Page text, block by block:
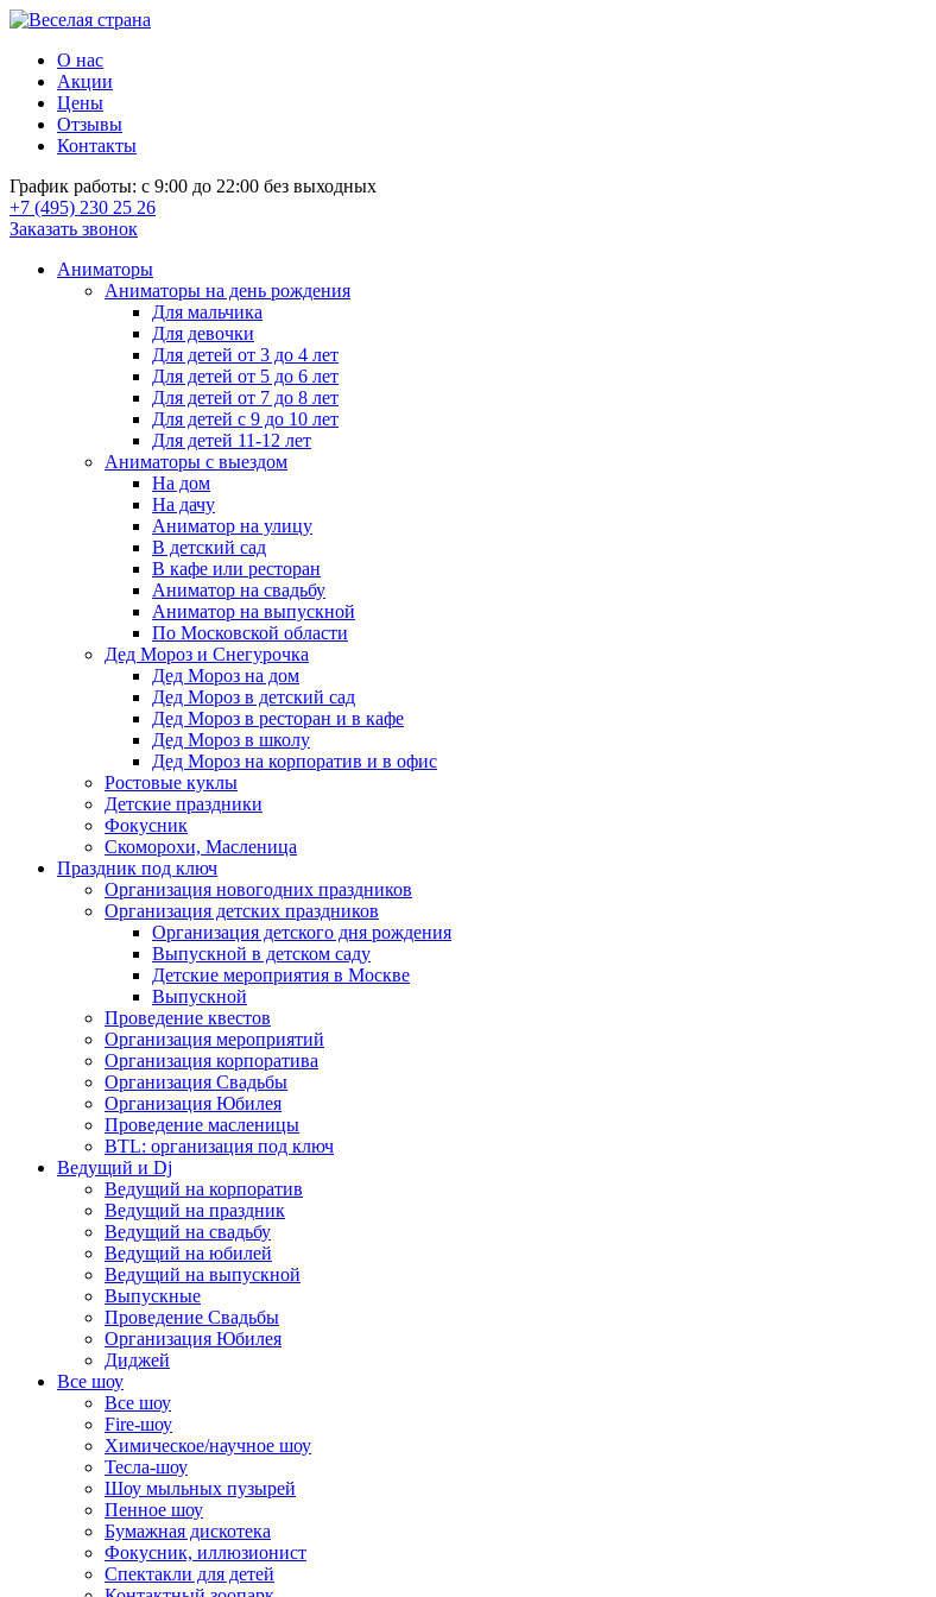
О нас
Акции
Цены
Отзывы
Контакты
График работы: с 9:00 до 22:00 без выходных
+7 (495) 230 25 26
Заказать звонок
Аниматоры
Аниматоры на день рождения
Для мальчика
Для девочки
Для детей от 3 до 4 лет
Для детей от 5 до 6 лет
Для детей от 7 до 8 лет
Для детей с 9 до 10 лет
Для детей 11-12 лет
Аниматоры с выездом
На дом
На дачу
Аниматор на улицу
В детский сад
В кафе или ресторан
Аниматор на свадьбу
Аниматор на выпускной
По Московской области
Дед Мороз и Снегурочка
Дед Мороз на дом
Дед Мороз в детский сад
Дед Мороз в ресторан и в кафе
Дед Мороз в школу
Дед Мороз на корпоратив и в офис
Ростовые куклы
Детские праздники
Фокусник
Скоморохи, Масленица
Праздник под ключ
Организация новогодних праздников
Организация детских праздников
Организация детского дня рождения
Выпускной в детском саду
Детские мероприятия в Москве
Выпускной
Проведение квестов
Организация мероприятий
Организация корпоратива
Организация Свадьбы
Организация Юбилея
Проведение масленицы
BTL: организация под ключ
Ведущий и Dj
Ведущий на корпоратив
Ведущий на праздник
Ведущий на свадьбу
Ведущий на юбилей
Ведущий на выпускной
Выпускные
Проведение Свадьбы
Организация Юбилея
Диджей
Все шоу
Все шоу
Fire-шоу
Химическое/научное шоу
Тесла-шоу
Шоу мыльных пузырей
Пенное шоу
Бумажная дискотека
Фокусник, иллюзионист
Спектакли для детей